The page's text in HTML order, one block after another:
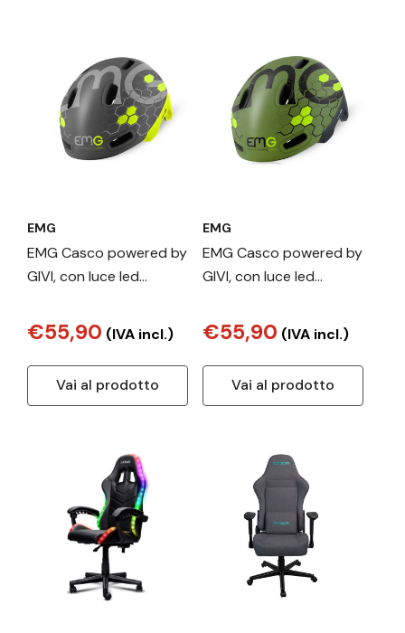
EMG
EMG Casco powered by
GIVI, con luce led
per bicicletta e
monopattino elettrico
€55,90 (IVA incl.)
Vai al prodotto
EMG
EMG Casco powered by
GIVI, con luce led
per bicicletta e
monopattino elettrico
€55,90 (IVA incl.)
Vai al prodotto